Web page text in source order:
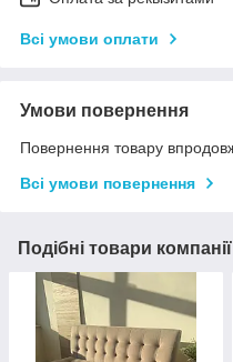
Всі умови оплати
Умови повернення
Повернення товару
Всі умови повернення
Подібні товари компанії